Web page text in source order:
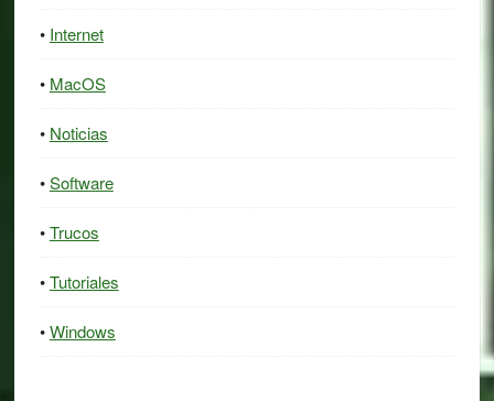
Internet
MacOS
Noticias
Software
Trucos
Tutoriales
Windows